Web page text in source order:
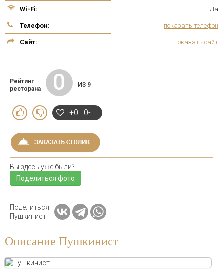
Wi-Fi: Да
Телефон: показать телефон
Сайт: показать сайт
Рейтинг
ресторана
0 ИЗ 9
+0 | 0-
Вы здесь уже были?
Поделиться фото
Поделиться
Пушкинист
Описание Пушкинист